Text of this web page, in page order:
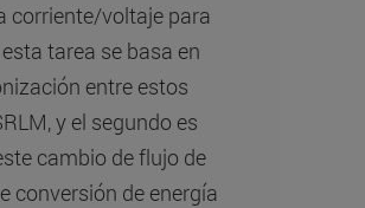
corriente/voltaje para
tarea se basa en
entre estos
y el segundo es
cambio de flujo de
conversión de energía